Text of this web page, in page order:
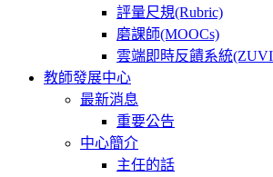
評量尺規(Rubric)
磨課師(MOOCs)
雲端即時反饋系統
教師發展中心
最新消息
重要公告
中心簡介
主任的話